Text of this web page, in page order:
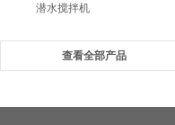
潜水搅拌机
查看全部产品